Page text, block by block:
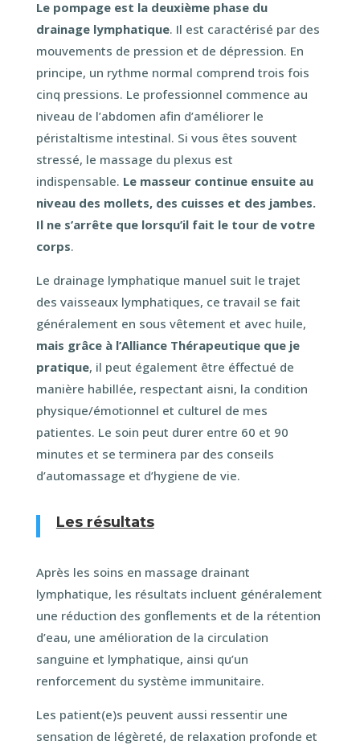
Le pompage est la deuxième phase du
drainage lymphatique. Il est caractérisé par des
mouvements de pression et de dépression. En
principe, un rythme normal comprend trois fois
cinq pressions. Le professionnel commence au
niveau de l’abdomen afin d’améliorer le
péristaltisme intestinal. Si vous êtes souvent
stressé, le massage du plexus est
indispensable. Le masseur continue ensuite au
niveau des mollets, des cuisses et des jambes.
Il ne s’arrête que lorsqu’il fait le tour de votre
corps.
Le drainage lymphatique manuel suit le trajet
des vaisseaux lymphatiques, ce travail se fait
généralement en sous vêtement et avec huile,
mais grâce à l’Alliance Thérapeutique que je
pratique, il peut également être éffectué de
manière habillée, respectant aisni, la condition
physique/émotionnel et culturel de mes
patientes. Le soin peut durer entre 60 et 90
minutes et se terminera par des conseils
d’automassage et d’hygiene de vie.
Les résultats
Après les soins en massage drainant
lymphatique, les résultats incluent généralement
une réduction des gonflements et de la rétention
d’eau, une amélioration de la circulation
sanguine et lymphatique, ainsi qu’un
renforcement du système immunitaire.
Les patient(e)s peuvent aussi ressentir une
sensation de légèreté, de relaxation profonde et